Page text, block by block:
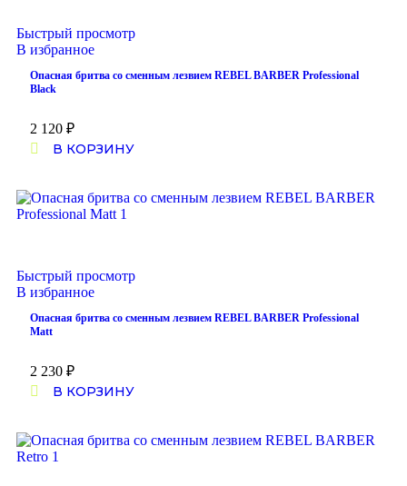
Быстрый просмотр
В избранное
Опасная бритва со сменным лезвием REBEL BARBER Professional
Black
2 120 ₽
В КОРЗИНУ
Быстрый просмотр
В избранное
Опасная бритва со сменным лезвием REBEL BARBER Professional
Matt
2 230 ₽
В КОРЗИНУ